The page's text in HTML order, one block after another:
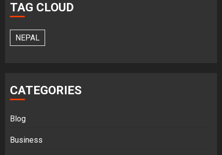
TAG CLOUD
NEPAL
CATEGORIES
Blog
Business